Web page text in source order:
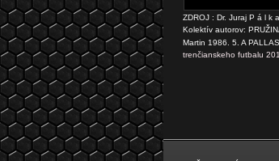
ZDROJ : Dr. Juraj P á l k
Kolektív autorov:
Martin 1986. 5. A
trenčianskeho futbalu